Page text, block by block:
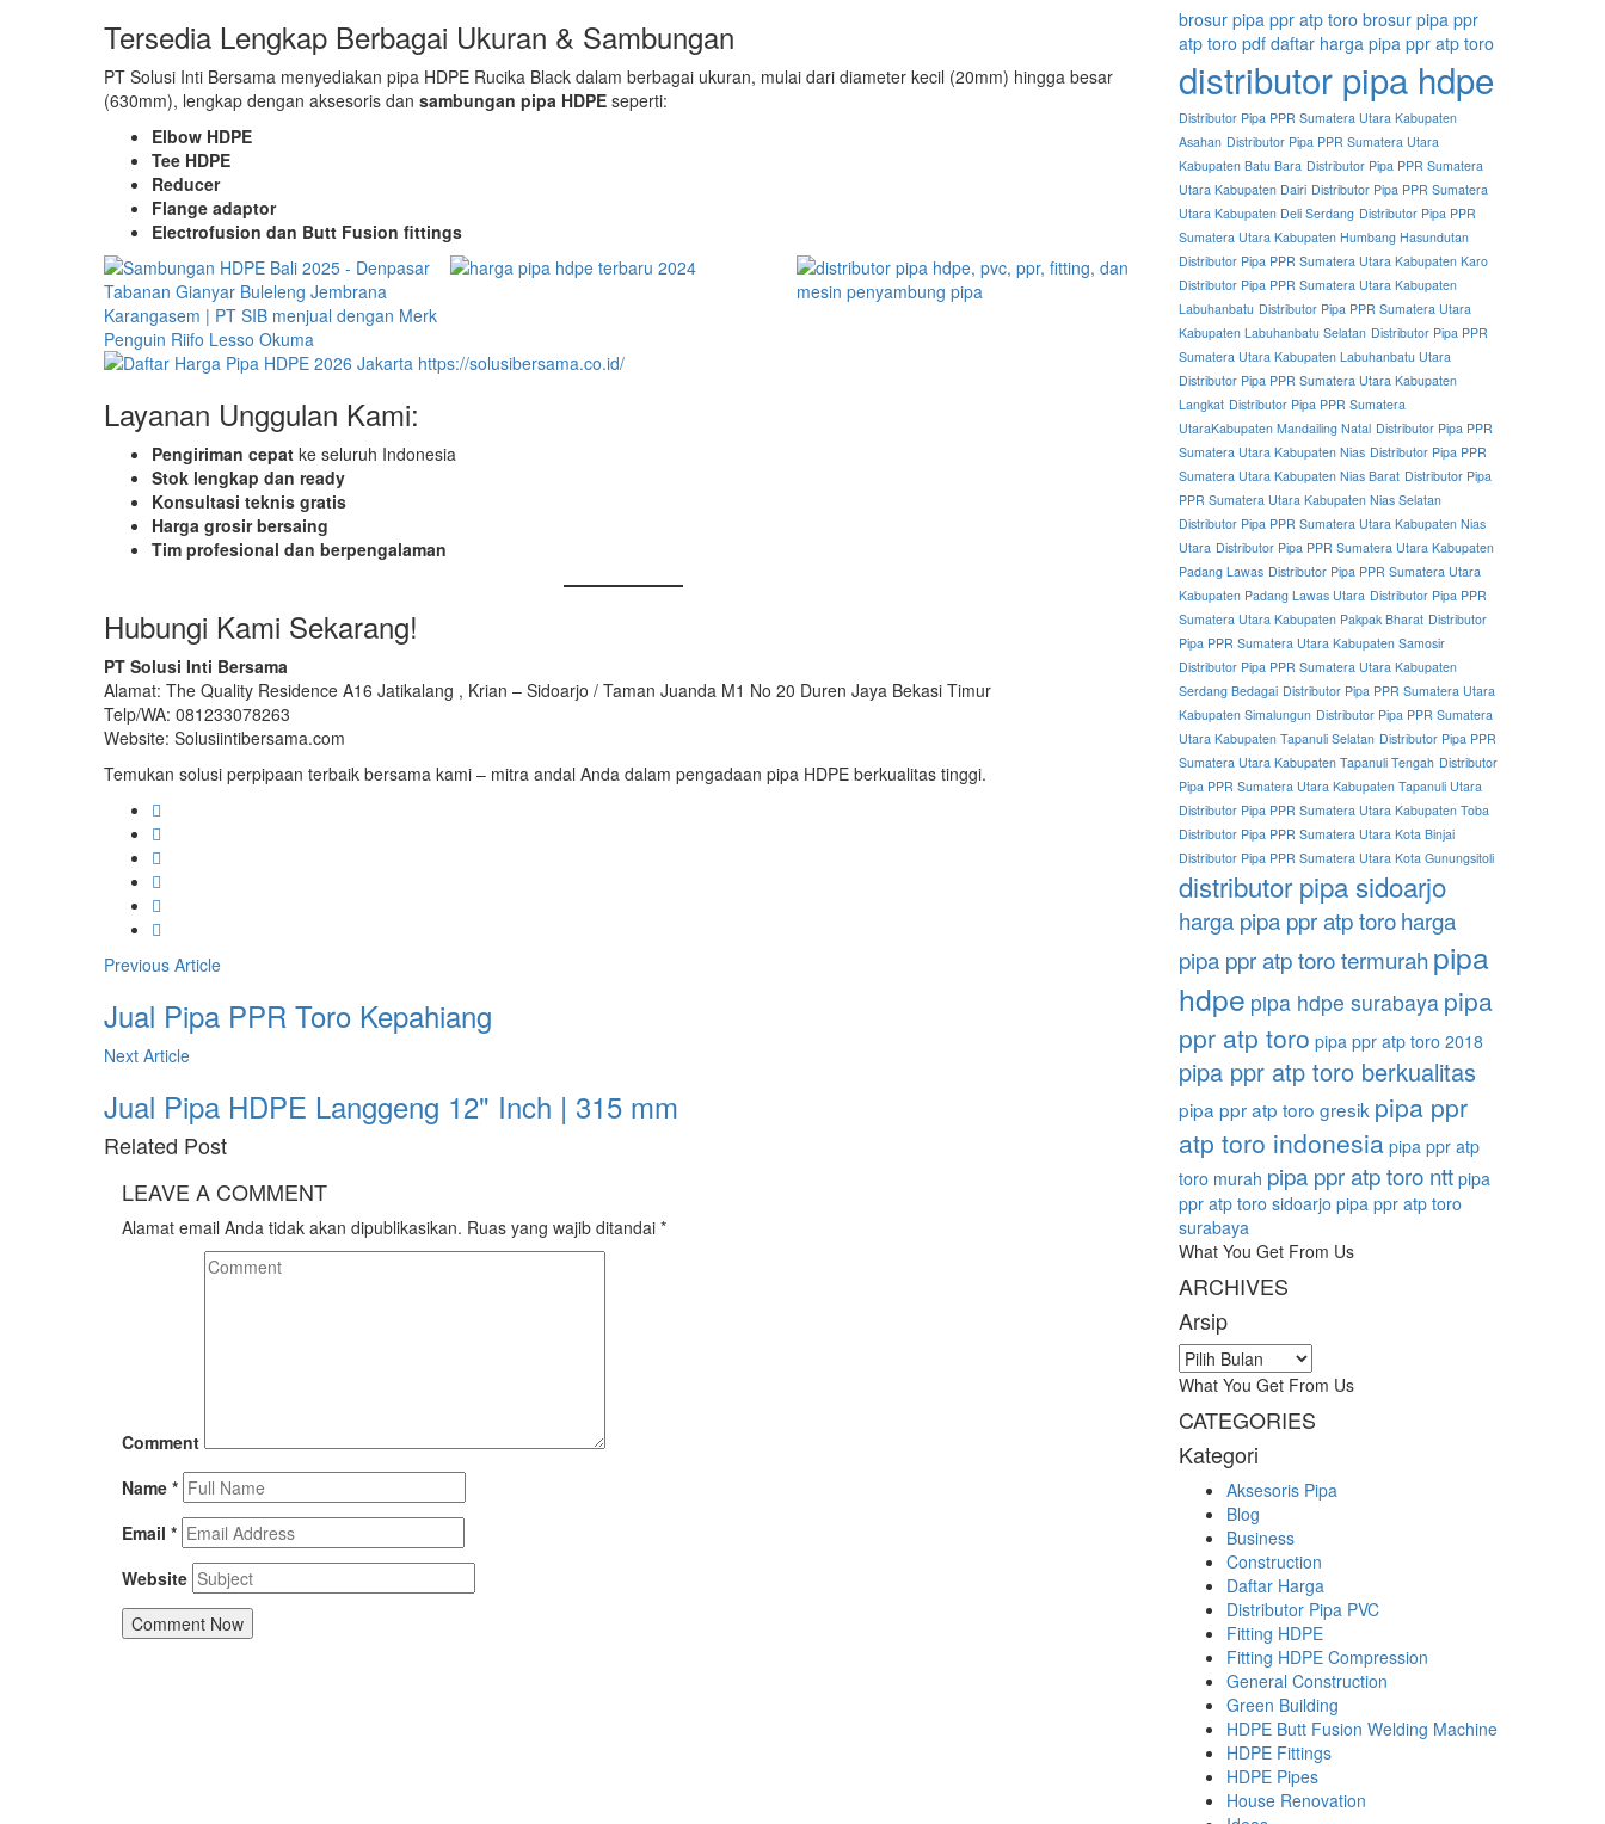
Tersedia Lengkap Berbagai Ukuran & Sambungan
PT Solusi Inti Bersama menyediakan pipa HDPE Rucika Black dalam berbagai ukuran, mulai dari diameter kecil (20mm) hingga besar
(630mm), lengkap dengan aksesoris dan sambungan pipa HDPE seperti:
Elbow HDPE
Tee HDPE
Reducer
Flange adaptor
Electrofusion dan Butt Fusion fittings
Layanan Unggulan Kami:
Pengiriman cepat ke seluruh Indonesia
Stok lengkap dan ready
Konsultasi teknis gratis
Harga grosir bersaing
Tim profesional dan berpengalaman
Hubungi Kami Sekarang!
PT Solusi Inti Bersama
Alamat: The Quality Residence A16 Jatikalang , Krian – Sidoarjo / Taman Juanda M1 No 20 Duren Jaya Bekasi Timur
Telp/WA: 081233078263
Website: Solusiintibersama.com
Temukan solusi perpipaan terbaik bersama kami – mitra andal Anda dalam pengadaan pipa HDPE berkualitas tinggi.
Previous Article
Jual Pipa PPR Toro Kepahiang
Next Article
Jual Pipa HDPE Langgeng 12" Inch | 315 mm
Related Post
LEAVE A COMMENT
Alamat email Anda tidak akan dipublikasikan. Ruas yang wajib ditandai *
Comment
Name *
Email *
Website
brosur pipa ppr atp toro brosur pipa ppr
atp toro pdf daftar harga pipa ppr atp toro
distributor pipa hdpe
Distributor Pipa PPR Sumatera Utara Kabupaten
Asahan Distributor Pipa PPR Sumatera Utara
Kabupaten Batu Bara Distributor Pipa PPR Sumatera
Utara Kabupaten Dairi Distributor Pipa PPR Sumatera
Utara Kabupaten Deli Serdang Distributor Pipa PPR
Sumatera Utara Kabupaten Humbang Hasundutan
Distributor Pipa PPR Sumatera Utara Kabupaten Karo
Distributor Pipa PPR Sumatera Utara Kabupaten
Labuhanbatu Distributor Pipa PPR Sumatera Utara
Kabupaten Labuhanbatu Selatan Distributor Pipa PPR
Sumatera Utara Kabupaten Labuhanbatu Utara
Distributor Pipa PPR Sumatera Utara Kabupaten
Langkat Distributor Pipa PPR Sumatera
UtaraKabupaten Mandailing Natal Distributor Pipa PPR
Sumatera Utara Kabupaten Nias Distributor Pipa PPR
Sumatera Utara Kabupaten Nias Barat Distributor Pipa
PPR Sumatera Utara Kabupaten Nias Selatan
Distributor Pipa PPR Sumatera Utara Kabupaten Nias
Utara Distributor Pipa PPR Sumatera Utara Kabupaten
Padang Lawas Distributor Pipa PPR Sumatera Utara
Kabupaten Padang Lawas Utara Distributor Pipa PPR
Sumatera Utara Kabupaten Pakpak Bharat Distributor
Pipa PPR Sumatera Utara Kabupaten Samosir
Distributor Pipa PPR Sumatera Utara Kabupaten
Serdang Bedagai Distributor Pipa PPR Sumatera Utara
Kabupaten Simalungun Distributor Pipa PPR Sumatera
Utara Kabupaten Tapanuli Selatan Distributor Pipa PPR
Sumatera Utara Kabupaten Tapanuli Tengah Distributor
Pipa PPR Sumatera Utara Kabupaten Tapanuli Utara
Distributor Pipa PPR Sumatera Utara Kabupaten Toba
Distributor Pipa PPR Sumatera Utara Kota Binjai
Distributor Pipa PPR Sumatera Utara Kota Gunungsitoli
distributor pipa sidoarjo
harga pipa ppr atp toroharga
pipa ppr atp toro termurahpipa
hdpe pipa hdpe surabaya pipa
ppr atp toro pipa ppr atp toro 2018
pipa ppr atp toro berkualitas
pipa ppr atp toro gresik pipa ppr
atp toro indonesia pipa ppr atp
toro murah pipa ppr atp toro ntt pipa
ppr atp toro sidoarjo pipa ppr atp toro
surabaya
What You Get From Us
ARCHIVES
Arsip
Arsip
What You Get From Us
CATEGORIES
Kategori
Aksesoris Pipa
Blog
Business
Construction
Daftar Harga
Distributor Pipa PVC
Fitting HDPE
Fitting HDPE Compression
General Construction
Green Building
HDPE Butt Fusion Welding Machine
HDPE Fittings
HDPE Pipes
House Renovation